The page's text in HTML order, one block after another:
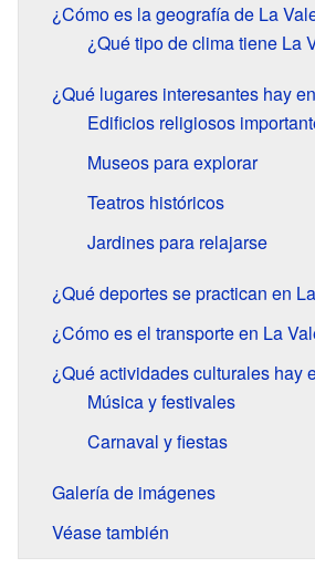
¿Cómo es la geografía de La
¿Qué tipo de clima tiene La
¿Qué lugares interesantes hay
Edificios religiosos
Museos para explorar
Teatros históricos
Jardines para relajarse
¿Qué deportes se practican en
¿Cómo es el transporte en La
¿Qué actividades culturales hay
Música y festivales
Carnaval y fiestas
Galería de imágenes
Véase también